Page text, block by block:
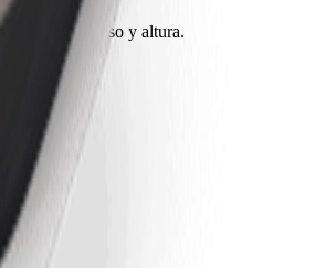
de edad, peso y altura.